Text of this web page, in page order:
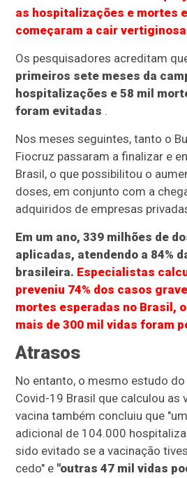
as hospitalizações e mortes
começaram a cair
Os pesquisadores acreditam
primeiros sete meses da
hospitalizações e 58 mil
foram evitadas .
Nos meses seguintes, tanto o
Fiocruz passaram a finalizar e
Brasil, o que possibilitou o
doses, em conjunto com a
adquiridos de empresas
Em um ano, 339 milhões de
aplicadas, atendendo a 84%
brasileira. Especialistas
preveniu 74% dos casos
mortes esperadas no Brasil,
mais de 300 mil vidas foram
Atrasos
No entanto, o mesmo estudo
Covid-19 Brasil que calculou as
vacina também concluiu que
adicional de 104.000
sido evitado se a vacinação
cedo" e "outras 47 mil vidas